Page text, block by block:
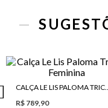
R$ 789,90